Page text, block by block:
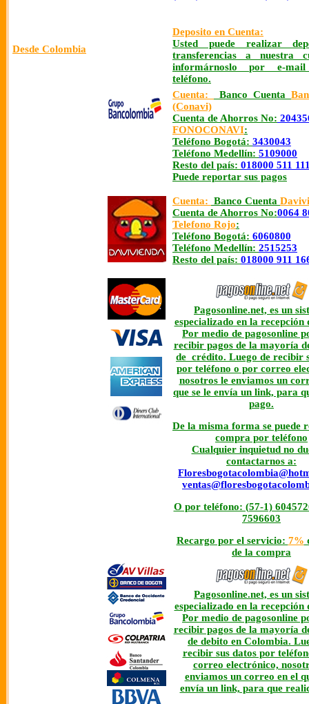
Desde Colombia
Deposito en Cuenta:
Usted puede realizar
transferencias a nuestra
informárnoslo por e-
teléfono.
Cuenta:
Banco Cuenta
(Conavi)
Cuenta de Ahorros No:
FONOCONAVI:
Teléfono Bogotá: 3430043
Teléfono Medellín: 5109000
Resto del país: 018000 511
Puede reportar sus pagos
Cuenta: Banco Cuenta
Cuenta de Ahorros No:0064
Telefono Rojo:
Teléfono Bogotá: 6060800
Teléfono Medellín: 2515253
Resto del país: 018000 911
Pagosonline.net, es un
especializado en la recepción
Por medio de pagosonline
recibir pagos de la mayoría
de crédito. Luego de recibir
por teléfono o por correo
nosotros le enviamos un
que se le envía un link, para
pago.
De la misma forma se puede
compra por teléfono
Cualquier inquietud no
contactarnos a:
O por teléfono: (57-1)
7596603
Recargo por el servicio: 7%
de la compra
Pagosonline.net, es un
especializado en la recepción
Por medio de pagosonline
recibir pagos de la mayoría
de debito en Colombia.
recibir sus datos por
correo electrónico,
enviamos un correo en el
envía un link, para que